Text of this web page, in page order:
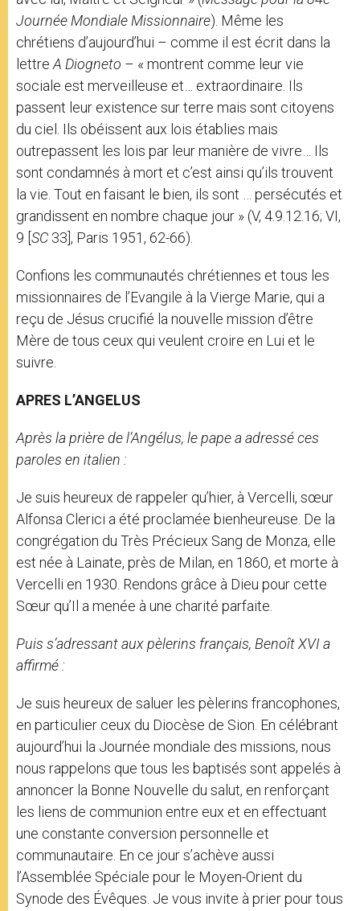
Journée Mondiale Missionnaire). Même les
chrétiens d’aujourd’hui – comme il est écrit dans la
lettre A Diogneto – « montrent comme leur vie
sociale est merveilleuse et… extraordinaire. Ils
passent leur existence sur terre mais sont citoyens
du ciel. Ils obéissent aux lois établies mais
outrepassent les lois par leur manière de vivre… Ils
sont condamnés à mort et c’est ainsi qu’ils trouvent
la vie. Tout en faisant le bien, ils sont … persécutés et
grandissent en nombre chaque jour » (V, 4.9.12.16; VI,
9 [ SC 33], Paris 1951, 62-66).
Confions les communautés chrétiennes et tous les
missionnaires de l’Evangile à la Vierge Marie, qui a
reçu de Jésus crucifié la nouvelle mission d’être
Mère de tous ceux qui veulent croire en Lui et le
suivre.
APRES L’ANGELUS
Après la prière de l’Angélus, le pape a adressé ces
paroles en italien :
Je suis heureux de rappeler qu’hier, à Vercelli, sœur
Alfonsa Clerici a été proclamée bienheureuse. De la
congrégation du Très Précieux Sang de Monza, elle
est née à Lainate, près de Milan, en 1860, et morte à
Vercelli en 1930. Rendons grâce à Dieu pour cette
Sœur qu’Il a menée à une charité parfaite.
Puis s’adressant aux pèlerins français, Benoît XVI a
affirmé :
Je suis heureux de saluer les pèlerins francophones,
en particulier ceux du Diocèse de Sion. En célébrant
aujourd’hui la Journée mondiale des missions, nous
nous rappelons que tous les baptisés sont appelés à
annoncer la Bonne Nouvelle du salut, en renforçant
les liens de communion entre eux et en effectuant
une constante conversion personnelle et
communautaire. En ce jour s’achève aussi
l’Assemblée Spéciale pour le Moyen-Orient du
Synode des Évêques. Je vous invite à prier pour tous